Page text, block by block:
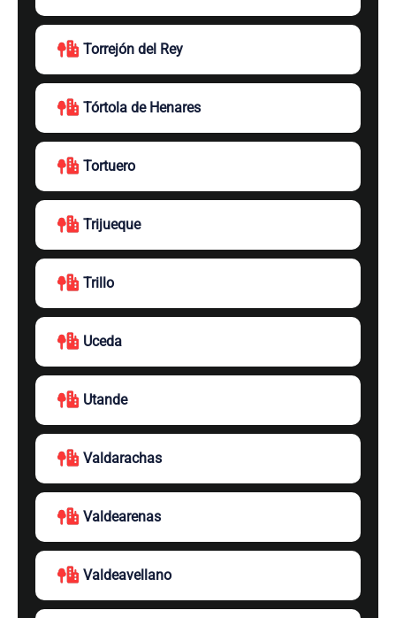
Torrejón del Rey
Tórtola de Henares
Tortuero
Trijueque
Trillo
Uceda
Utande
Valdarachas
Valdearenas
Valdeavellano